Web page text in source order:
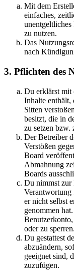
Mit dem
einfaches,
zu nutzen.
Das
nach
3. Pflichten des
Du erklärst mit
Inhalte enthält,
Sitten
besitzt, die in
zu setzen bzw.
Der Betreiber
Verstößen
Board
Abmahnung
Boards
Du nimmst zur
Verantwortung
er nicht selbst
genommen
oder zu sperren.
Du gestattest
abzuändern,
geeignet sind,
zuzufügen.